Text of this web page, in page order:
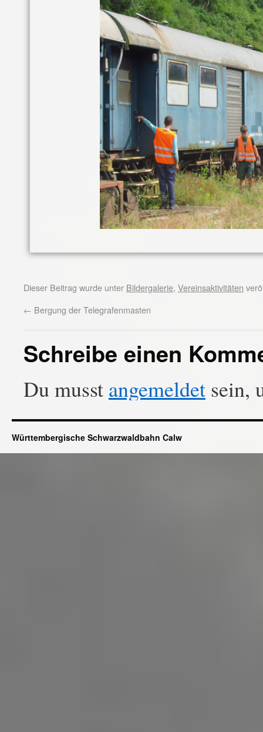
Dieser Beitrag wurde unter Bildergalerie, Vereinsaktivitäten
← Bergung der Telegrafenmasten
Schreibe einen
Du musst angemeldet sein,
Württembergische Schwarzwaldbahn Calw